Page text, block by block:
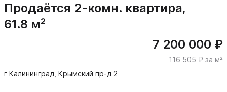
Продаётся 2-комн. квартира,
61.8 м²
7 200 000 ₽
116 505 ₽ за м²
г Калининград, Крымский пр-д 2